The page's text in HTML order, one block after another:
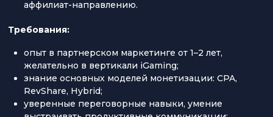
аффилиат-направлению.
Требования:
опыт в партнерском маркетинге от 1–2 лет,
желательно в вертикали iGaming;
знание основных моделей монетизации: CPA,
RevShare, Hybrid;
уверенные переговорные навыки, умение